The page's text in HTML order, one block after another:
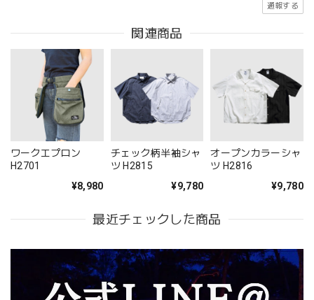
通報する
関連商品
ワークエプロン
H2701
¥8,980
チェック柄半袖シャ
ツ H2815
¥9,780
オープンカラーシャ
ツ H2816
¥9,780
最近チェックした商品